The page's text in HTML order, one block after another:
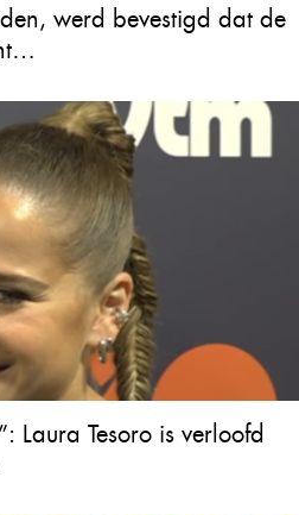
werd bevestigd dat de
Laura Tesoro is verloofd